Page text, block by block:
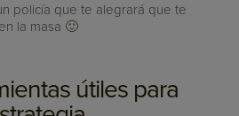
policía que te alegrará que te
la masa 🙂
útiles para